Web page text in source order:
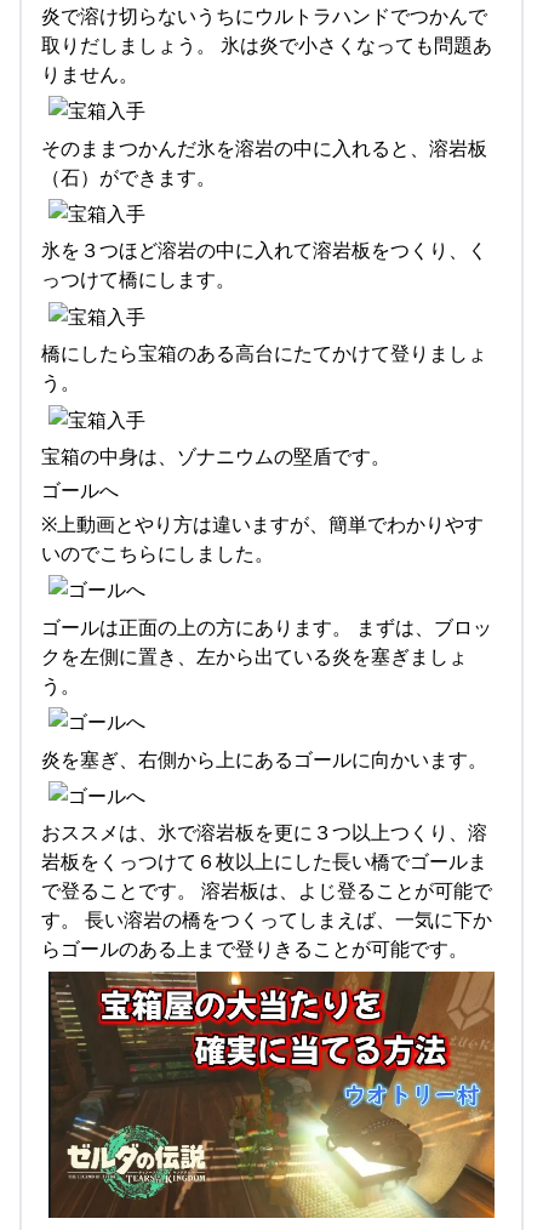
炎で溶け切らないうちにウルトラハンドでつかんで
取りだしましょう。 氷は炎で小さくなっても問題あ
りません。
そのままつかんだ氷を溶岩の中に入れると、溶岩板
（石）ができます。
氷を３つほど溶岩の中に入れて溶岩板をつくり、く
っつけて橋にします。
橋にしたら宝箱のある高台にたてかけて登りましょ
う。
宝箱の中身は、ゾナニウムの堅盾です。
ゴールへ
※上動画とやり方は違いますが、簡単でわかりやす
いのでこちらにしました。
ゴールは正面の上の方にあります。 まずは、ブロッ
クを左側に置き、左から出ている炎を塞ぎましょ
う。
炎を塞ぎ、右側から上にあるゴールに向かいます。
おススメは、氷で溶岩板を更に３つ以上つくり、溶
岩板をくっつけて６枚以上にした長い橋でゴールま
で登ることです。 溶岩板は、よじ登ることが可能で
す。 長い溶岩の橋をつくってしまえば、一気に下か
らゴールのある上まで登りきることが可能です。